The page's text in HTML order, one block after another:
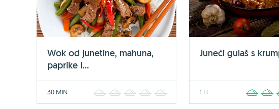
Wok od junetine, mahuna,
paprike i...
30 MIN 2 3 4
Juneći gulaš s
1 H 2